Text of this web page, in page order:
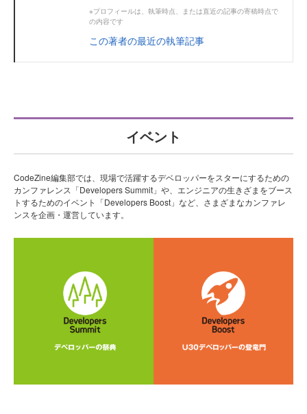
※プロフィールは、執筆時点、または直近の記事の寄稿時点で
の内容です
この著者の最近の執筆記事
イベント
CodeZine編集部では、現場で活躍するデベロッパーをスターにするための
カンファレンス「Developers Summit」や、エンジニアの生きざまをブース
トするためのイベント「Developers Boost」など、さまざまなカンファレ
ンスを企画・運営しています。